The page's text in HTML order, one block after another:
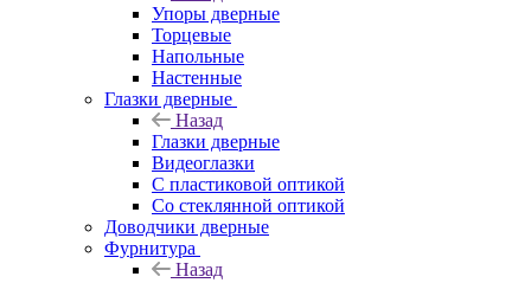
Упоры дверные
Торцевые
Напольные
Настенные
Глазки дверные
Назад
Глазки дверные
Видеоглазки
С пластиковой оптикой
Со стеклянной оптикой
Доводчики дверные
Фурнитура
Назад